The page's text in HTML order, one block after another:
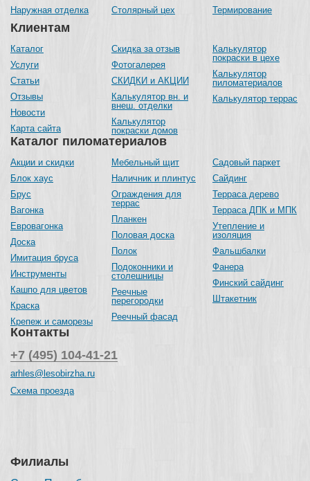
Каталог пиломатериалов
Акции и скидки
Блок хаус
Брус
Вагонка
Евровагонка
Доска
Имитация бруса
Инструменты
Кашпо для цветов
Краска
Крепеж и саморезы
Мебельный щит
Наличник и плинтус
Ограждения для
террас
Планкен
Половая доска
Полок
Подоконники и
столешницы
Реечные
перегородки
Реечный фасад
Садовый паркет
Сайдинг
Терраса дерево
Терраса ДПК и МПК
Утепление и
изоляция
Фальшбалки
Фанера
Финский сайдинг
Штакетник
Наружная отделка
Столярный цех
Термирование
Клиентам
Каталог
Услуги
Статьи
Отзывы
Новости
Карта сайта
Скидка за отзыв
Фотогалерея
СКИДКИ и АКЦИИ
Калькулятор вн. и
внеш. отделки
Калькулятор
покраски домов
Калькулятор
покраски в цехе
Калькулятор
пиломатериалов
Калькулятор террас
Контакты
+7 (495) 104-41-21
arhles@lesobirzha.ru
Схема проезда
Филиалы